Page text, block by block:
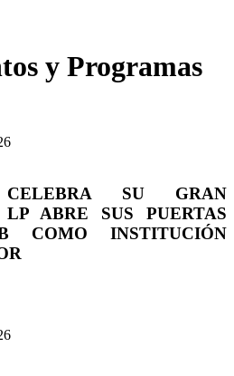
y Programas
SU GRAN
ABRE SUS PUERTAS
COMO INSTITUCIÓN